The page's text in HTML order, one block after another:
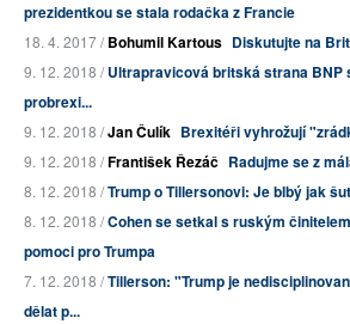
prezidentkou se stala rodačka z Francie
18. 4. 2017 /Bohumil Kartous Diskutujte na
9. 12. 2018 /Ultrapravicová britská strana BNP
probrexi...
9. 12. 2018 /Jan Čulík Brexitéři vyhrožují
9. 12. 2018 /František Řezáč Radujme se z
8. 12. 2018 /Trump o Tillersonovi: Je blbý jak
8. 12. 2018 /Cohen se setkal s ruským
pomoci pro Trumpa
7. 12. 2018 /Tillerson: "Trump je
dělat p...